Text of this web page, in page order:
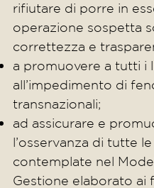
rifiutare di porre in
operazione sospetta
correttezza e
a promuovere a tutti i
all’impedimento di
transnazionali;
ad assicurare e
l’osservanza di tutte
contemplate nel
Gestione elaborato ai